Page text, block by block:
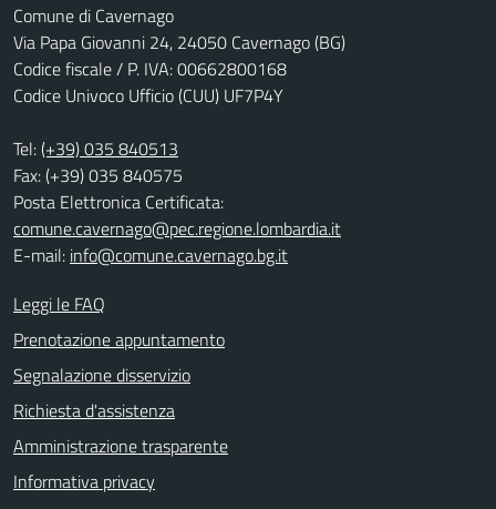
Comune di Cavernago
Via Papa Giovanni 24, 24050 Cavernago (BG)
Codice fiscale / P. IVA: 00662800168
Codice Univoco Ufficio (CUU) UF7P4Y
Tel:(+39) 035 840513
Fax: (+39) 035 840575
Posta Elettronica Certificata:
comune.cavernago@pec.regione.lombardia.it
E-mail: info@comune.cavernago.bg.it
Leggi le FAQ
Prenotazione appuntamento
Segnalazione disservizio
Richiesta d'assistenza
Amministrazione trasparente
Informativa privacy